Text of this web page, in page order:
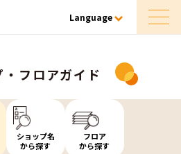
Language
・フロアガイド
ショップ名
から探す
フロア
から探す